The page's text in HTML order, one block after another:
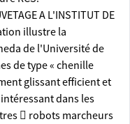
A L'INSTITUT DE
illustre la
de l'Université de
de type « chenille
glissant efficient et
dans les
 robots marcheurs